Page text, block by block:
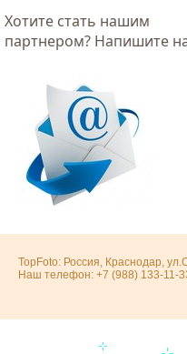
Хотитe стать нашим
партнером? Напишите
TopFoto: Россия, Краснодар,
Наш телефон: +7 (988) 133-11-